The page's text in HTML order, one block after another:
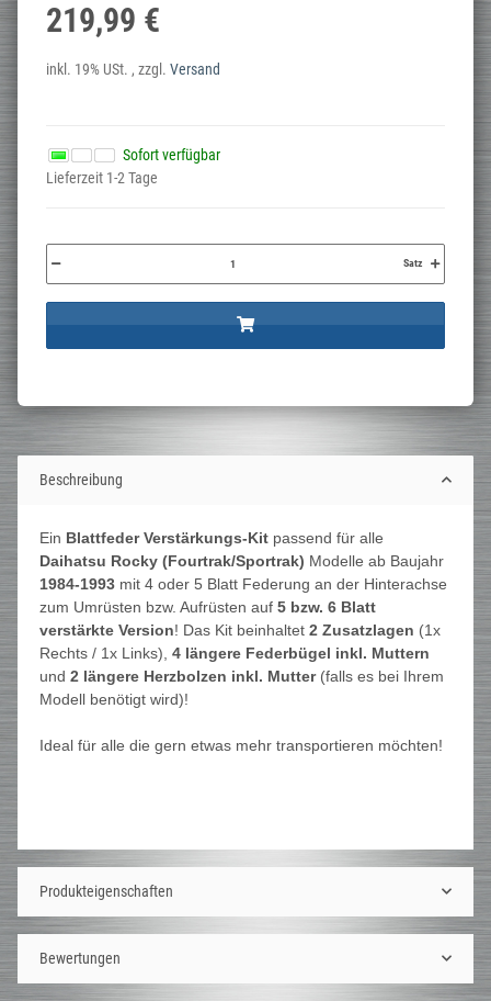
219,99 €
inkl. 19% USt. , zzgl. Versand
Sofort verfügbar
Lieferzeit 1-2 Tage
Satz
Beschreibung
Ein Blattfeder Verstärkungs-Kit passend für alle
Daihatsu Rocky (Fourtrak/Sportrak) Modelle ab Baujahr
1984-1993 mit 4 oder 5 Blatt Federung an der Hinterachse
zum Umrüsten bzw. Aufrüsten auf 5 bzw. 6 Blatt
verstärkte Version! Das Kit beinhaltet 2 Zusatzlagen (1x
Rechts / 1x Links), 4 längere Federbügel inkl. Muttern
und 2 längere Herzbolzen inkl. Mutter(falls es bei Ihrem
Modell benötigt wird)!
Ideal für alle die gern etwas mehr transportieren möchten!
Produkteigenschaften
Bewertungen